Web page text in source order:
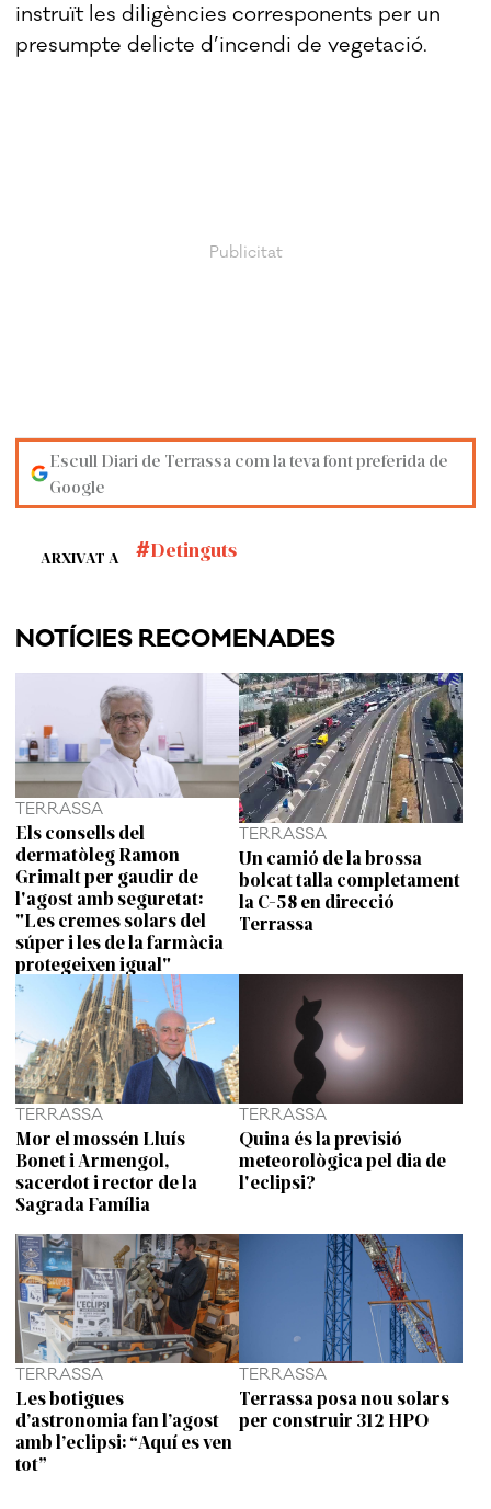
instruït les diligències corresponents per un
presumpte delicte d’incendi de vegetació.
Escull Diari de Terrassa com la teva font preferida de
Google
ARXIVAT A Detinguts
NOTÍCIES RECOMENADES
TERRASSA
Els consells del
dermatòleg Ramon
Grimalt per gaudir de
l'agost amb seguretat:
"Les cremes solars del
súper i les de la farmàcia
protegeixen igual"
TERRASSA
Un camió de la brossa
bolcat talla completament
la C-58 en direcció
Terrassa
TERRASSA
Mor el mossén Lluís
Bonet i Armengol,
sacerdot i rector de la
Sagrada Família
TERRASSA
Quina és la previsió
meteorològica pel dia de
l'eclipsi?
TERRASSA
Les botigues
d’astronomia fan l’agost
amb l’eclipsi: “Aquí es ven
tot”
TERRASSA
Terrassa posa nou solars
per construir 312 HPO